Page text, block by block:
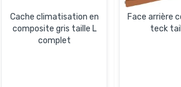
Cache climatisation en
composite gris taille L
complet
Face arrière
teck